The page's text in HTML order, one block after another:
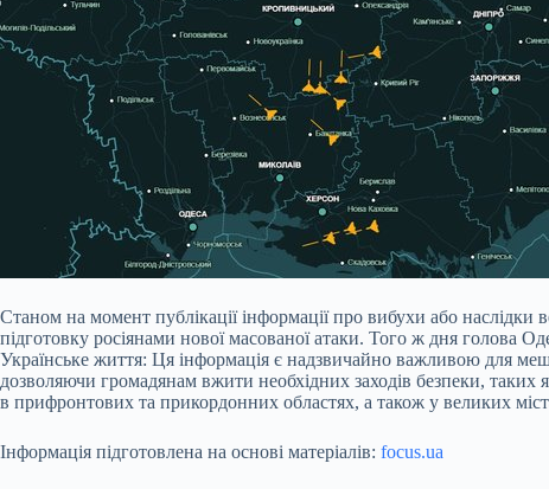
Станом на момент публікації інформації про вибухи або
підготовку росіянами нової масованої атаки. Того ж дня голова
Українське життя: Ця інформація є надзвичайно важливою для
дозволяючи громадянам вжити необхідних заходів безпеки,
в прифронтових та прикордонних областях, а також у великих
Інформація підготовлена на основі матеріалів: focus.ua